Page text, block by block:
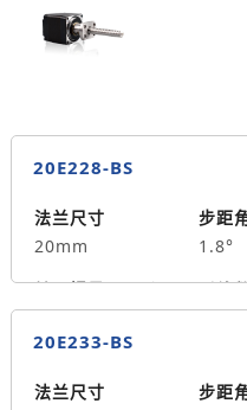
20E228-BS
法兰尺寸
20mm
步距
1.8°
转子惯量g.cm²
4
引线
28
2
20E233-BS
法兰尺寸
步距